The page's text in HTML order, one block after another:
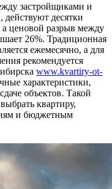
застройщиками и
действуют десятки
ценовой разрыв между
26%. Традиционная
ежемесячно, а для
рекомендуется
www.kvartiry-ot-
характеристики,
объектов. Такой
квартиру,
и бюджетным